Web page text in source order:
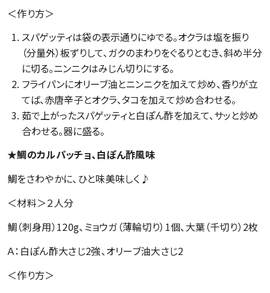
＜作り方＞
スパゲッティは袋の表示通りにゆでる。オクラは塩を振り
（分量外）板ずりして、ガクのまわりをぐるりとむき、斜め半分
に切る。ニンニクはみじん切りにする。
フライパンにオリーブ油とニンニクを加えて炒め、香りが立
てば、赤唐辛子とオクラ、タコを加えて炒め合わせる。
茹で上がったスパゲッティと白ぽん酢を加えて、サッと炒め
合わせる。器に盛る。
★鯛のカルパッチョ、白ぽん酢風味
鯛をさわやかに、ひと味美味しく♪
＜材料＞２人分
鯛（刺身用）120g、ミョウガ（薄輪切り）1個、大葉（千切り）2枚
Ａ：白ぽん酢大さじ2強、オリーブ油大さじ2
＜作り方＞